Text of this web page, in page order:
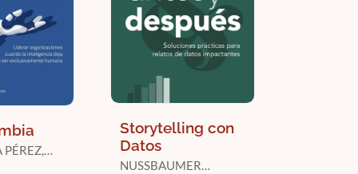
PÉREZ,
Storytelling con
Datos
NUSSBAUMER